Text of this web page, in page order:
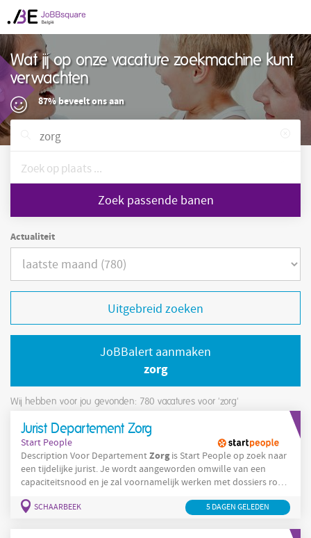
Wat jij op onze vacature zoekmachine kunt
verwachten
87% beveelt ons aan
Zoek passende banen
Actualiteit
Uitgebreid zoeken
JoBBalert aanmaken
zorg
Wij hebben voor jou gevonden: 780 vacatures voor 'zorg'
Jurist Departement Zorg
Start People
Description Voor DepartementZorgis Start People op zoek naar
een tijdelijke jurist. Je wordt aangeworden omwille van een
capaciteitsnood en je zal voornamelijk werken met dossiers rond
De continue werking van de organisatie mee helpen verzekeren.
SCHAARBEEK 5 DAGEN GELEDEN